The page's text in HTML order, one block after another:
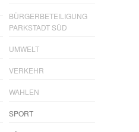
BÜRGERBETEILIGUNG
PARKSTADT SÜD
UMWELT
VERKEHR
WAHLEN
SPORT